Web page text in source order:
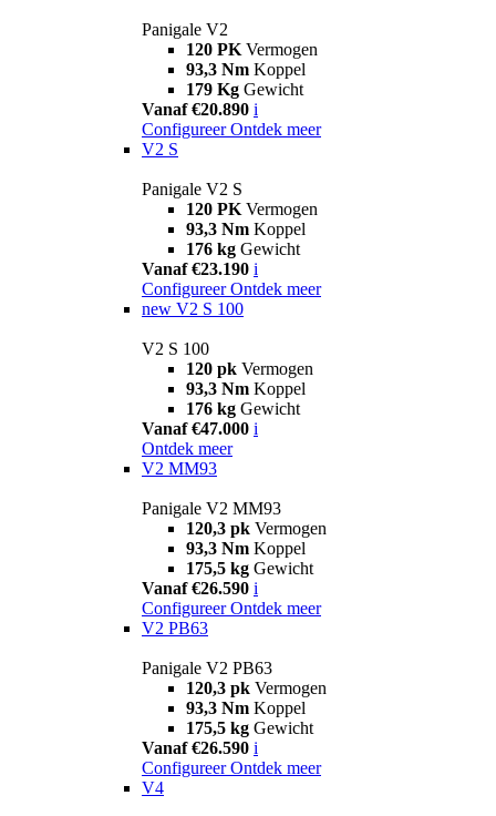
Panigale V2
120 PK Vermogen
93,3 Nm Koppel
179 Kg Gewicht
Vanaf €20.890 i
Configureer Ontdek meer
V2 S
Panigale V2 S
120 PK Vermogen
93,3 Nm Koppel
176 kg Gewicht
Vanaf €23.190 i
Configureer Ontdek meer
new V2 S 100
V2 S 100
120 pk Vermogen
93,3 Nm Koppel
176 kg Gewicht
Vanaf €47.000 i
Ontdek meer
V2 MM93
Panigale V2 MM93
120,3 pk Vermogen
93,3 Nm Koppel
175,5 kg Gewicht
Vanaf €26.590 i
Configureer Ontdek meer
V2 PB63
Panigale V2 PB63
120,3 pk Vermogen
93,3 Nm Koppel
175,5 kg Gewicht
Vanaf €26.590 i
Configureer Ontdek meer
V4